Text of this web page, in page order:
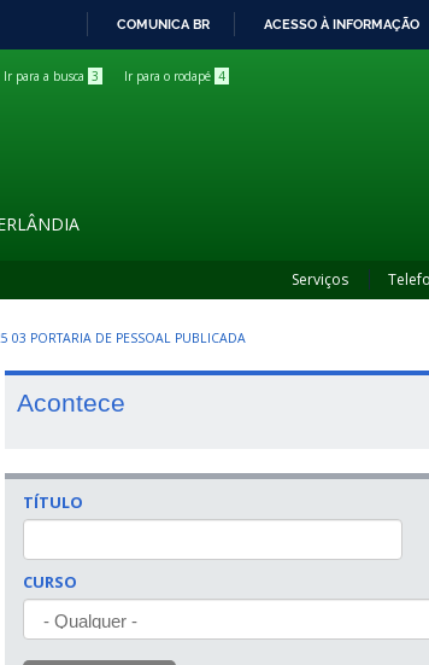
COMUNICA BR ACESSO À INFORMAÇÃO
Ir para a busca 3 Ir para o rodapé 4
Serviços
03 PORTARIA DE PESSOAL PUBLICADA
Acontece
TÍTULO
CURSO